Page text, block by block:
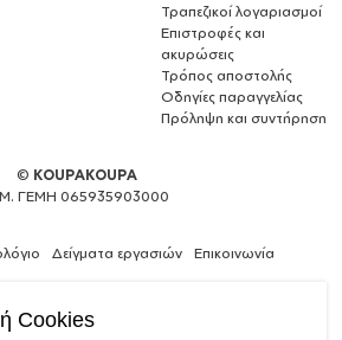
Τραπεζικοί λογαριασμοί
Επιστροφές και
ακυρώσεις
Τρόπος αποστολής
Οδηγίες παραγγελίας
Πρόληψη και συντήρηση
© KOUPAKOUPA
ΓΕΜΗ 065935903000
Δείγματα εργασιών Επικοινωνία
Cookies